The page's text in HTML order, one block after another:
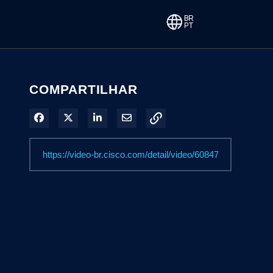
COMPARTILHAR
Compartilhar no Facebook
Compartilhar no X
Compartilhar no LinkedIn
Compartilhar por e-mail